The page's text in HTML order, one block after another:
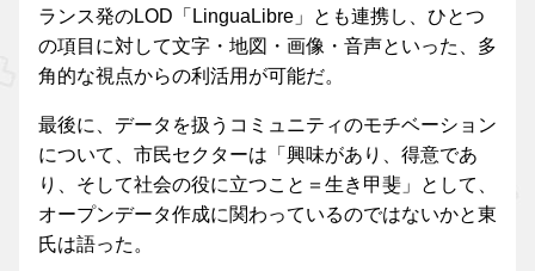
ランス発のLOD「LinguaLibre」とも連携し、ひとつ
の項目に対して文字・地図・画像・音声といった、多
角的な視点からの利活用が可能だ。
最後に、データを扱うコミュニティのモチベーション
について、市民セクターは「興味があり、得意であ
り、そして社会の役に立つこと＝生き甲斐」として、
オープンデータ作成に関わっているのではないかと東
氏は語った。